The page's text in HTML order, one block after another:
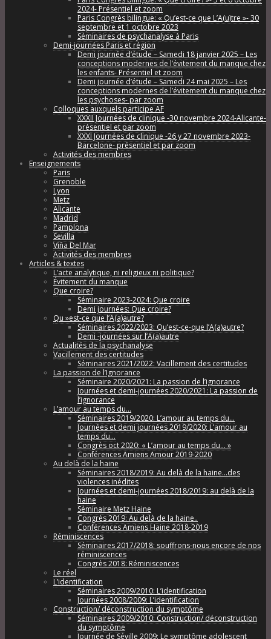
2024- Présentiel et zoom
Paris Congrès bilingue: « Qu’est-ce que L’A(u)tre »- 30
septembre et 1 octobre 2023
Séminaires de psychanalyse à Paris
Demi-journées Paris et région
Demi journée d’étude – Samedi 18 janvier 2025 – Les
conceptions modernes de l’évitement du manque chez
les enfants- Présentiel et zoom
Demi journée d’étude – Samedi 24 mai 2025 – Les
conceptions modernes de l’évitement du manque chez
les psychoses- par zoom
Colloques auxquels participe AF
XXXII Journées de clinique -30 novembre 2024-Alicante-
présentiel et par zoom
XXXI Journées de clinique -26 y 27 novembre 2023-
Barcelone- présentiel et par zoom
Activités des membres
Enseignements
Paris
Grenoble
Lyon
Metz
Alicante
Madrid
Pamplona
Sevilla
Viña Del Mar
Activités des membres
Articles & textes
L’acte analytique, ni religieux ni politique?
Évitement du manque
Que croire?
Séminaire 2023-2024: Que croire
Demi journées: Que croire?
Qu »est-ce que l’A(a)autre?
Séminaires 2022/2023: Qu’est-ce-que l’A(a)autre?
Demi -journées sur l’A(a)autre
Actualités de la psychanalyse
Vacillement des certitudes
Séminaires 2021/2022: Vacillement des certitudes
La passion de l’Ignorance
Séminaire 2020/2021: La passion de l’ignorance
Journées et demi-journées 2020/2021: La passion de
l’ignorance
L’amour au temps du…
Séminaires 2019/2020: L’amour au temps du…
Journées et demi journées 2019/2020: L’amour au
temps du…
Congrès oct 2020: « L’amour au temps du… »
Conférences Amiens Amour 2019-2020
Au delà de la haine
Séminaires 2018/2019: Au delà de la haine…des
violences inédites
Journées et demi-journées 2018/2019: au delà de la
haine
Séminaire Metz Haine
Congrès 2019: Au delà de la haine..
Conférences Amiens Haine 2018-2019
Réminiscences
Séminaires 2017/2018: souffrons-nous encore de nos
réminiscences
Congrès 2018: Réminiscences
Le réel
L’identification
Séminaires 2009/2010: L’identification
Journées 2008/2009: L’identification
Construction/ déconstruction du symptôme
Séminaires 2009/2010: Construction/ déconstruction
du symptôme
Journée de Séville 2009: Le symptôme adolescent